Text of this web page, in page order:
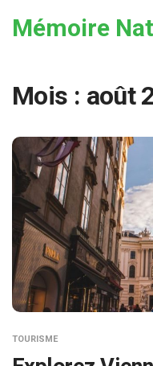
Mémoire
Mois : août
TOURISME